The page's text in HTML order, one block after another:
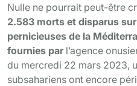
Nulle ne pourrait peut-être
2.583 morts et disparus
pernicieuses de la
fournies par l’agence
du mercredi 22 mars 2023,
subsahariens ont encore